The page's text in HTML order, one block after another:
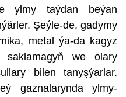
ylmy taýdan beýan
Şeýle-de, gadymy
metal ýa-da kagyz
saklamagyň we olary
bilen tanyşýarlar.
gaznalarynda ylmy-